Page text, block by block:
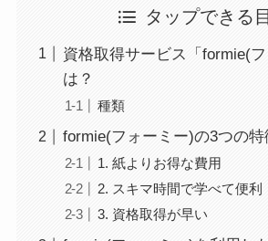
タップできる
資格取得サービス「formie(
は？
種類
formie(フォーミー)の3つの特
1. 紙よりお得な費用
2. スキマ時間で学べて便利
3. 資格取得が早い